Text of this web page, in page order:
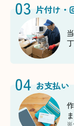
03 片付け・
04 お支払い
※